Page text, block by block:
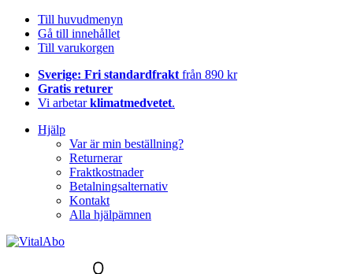
Till huvudmenyn
Gå till innehållet
Till varukorgen
Sverige: Fri standardfrakt från 890 kr
Gratis returer
Vi arbetarklimatmedvetet.
Hjälp
Var är min beställning?
Returnerar
Fraktkostnader
Betalningsalternativ
Kontakt
Alla hjälpämnen